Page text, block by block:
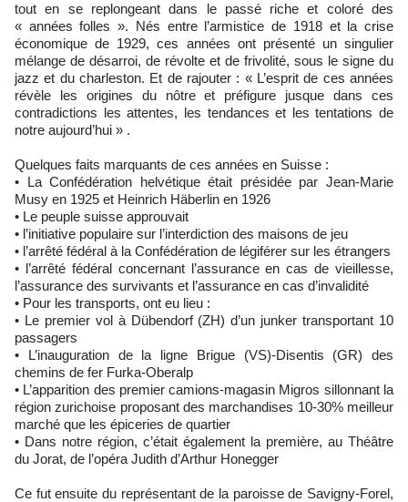
tout en se replongeant dans le passé riche et coloré des
« années folles ». Nés entre l’armistice de 1918 et la crise
économique de 1929, ces années ont présenté un singulier
mélange de désarroi, de révolte et de frivolité, sous le signe du
jazz et du charleston. Et de rajouter : « L’esprit de ces années
révèle les origines du nôtre et préfigure jusque dans ces
contradictions les attentes, les tendances et les tentations de
notre aujourd’hui » .
Quelques faits marquants de ces années en Suisse :
• La Confédération helvétique était présidée par Jean-Marie
Musy en 1925 et Heinrich Häberlin en 1926
• Le peuple suisse approuvait
• l’initiative populaire sur l’interdiction des maisons de jeu
• l’arrêté fédéral à la Confédération de légiférer sur les étrangers
• l’arrêté fédéral concernant l’assurance en cas de vieillesse,
l’assurance des survivants et l’assurance en cas d’invalidité
• Pour les transports, ont eu lieu :
• Le premier vol à Dübendorf (ZH) d’un junker transportant 10
passagers
• L’inauguration de la ligne Brigue (VS)-Disentis (GR) des
chemins de fer Furka-Oberalp
• L’apparition des premier camions-magasin Migros sillonnant la
région zurichoise proposant des marchandises 10-30% meilleur
marché que les épiceries de quartier
• Dans notre région, c’était également la première, au Théâtre
du Jorat, de l’opéra Judith d’Arthur Honegger
Ce fut ensuite du représentant de la paroisse de Savigny-Forel,